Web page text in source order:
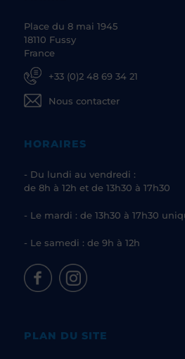
Place du 8 mai 1945
18110 Fussy
France
+33 (0)2 48 69 34 21
Nous contacter
HORAIRES
- Du lundi au vendredi :
de 8h à 12h et de 13h30 à 17h30
- Le mardi : de 13h30 à 17h30
- Le samedi : de 9h à 12h
PLAN DU SITE